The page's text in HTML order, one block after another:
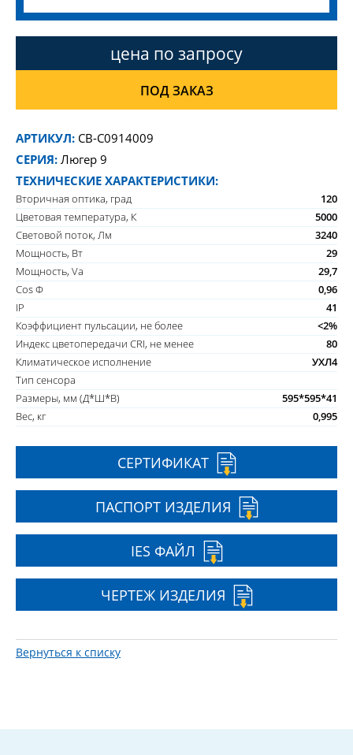
цена по запросу
ПОД ЗАКАЗ
АРТИКУЛ: CB-C0914009
СЕРИЯ: Люгер 9
ТЕХНИЧЕСКИЕ ХАРАКТЕРИСТИКИ:
Вторичная оптика, град
120
Цветовая температура, К
5000
Световой поток, Лм
3240
Мощность, Вт
29
Мощность, Va
29,7
Cos Ф
0,96
IP
41
Коэффициент пульсации, не более
<2%
Индекс цветопередачи CRI, не менее
80
Климатическое исполнение
УХЛ4
Тип сенсора
Размеры, мм (Д*Ш*В)
595*595*41
Вес, кг
0,995
СЕРТИФИКАТ
ПАСПОРТ ИЗДЕЛИЯ
IES ФАЙЛ
ЧЕРТЕЖ ИЗДЕЛИЯ
Вернуться к списку